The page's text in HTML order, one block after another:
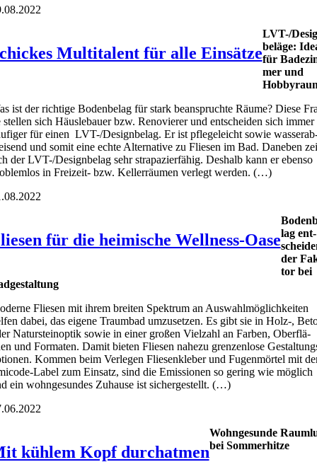
Multitalent für alle Einsätze
LVT-/
be­lä­ge:
für
mer und
ist der rich­ti­ge Boden­be­lag für stark bean­spruch­te Räu­me? Die­se
stel­len sich Häus­le­bau­er bzw. Reno­vie­rer und ent­schei­den sich immer
für einen LVT-/De­sign­be­lag. Er ist pfle­ge­leicht sowie
und somit eine ech­te Alter­na­ti­ve zu Flie­sen im Bad. Dane­ben
der LVT-/De­sign­be­lag sehr stra­pa­zier­fä­hig. Des­halb kann er eben­so
in Frei­zeit- bzw. Kel­ler­räu­men ver­legt wer­den. (…)
für die heimische Wellness-Oaselag ent­
der
tor bei
Flie­sen mit ihrem brei­ten Spek­trum an Aus­wahl­mög­lich­kei­ten
dabei, das eige­ne Traum­bad umzu­set­zen. Es gibt sie in Holz‑,
Natur­stein­op­tik sowie in einer gro­ßen Viel­zahl an Far­ben, Ober­flä­
und For­ma­ten. Damit bie­ten Flie­sen nahe­zu gren­zen­lo­se
Kom­men beim Ver­le­gen Flie­sen­kle­ber und Fugen­mör­tel mit
Label zum Ein­satz, sind die Emis­sio­nen so gering wie mög­lich
ein wohn­ge­sun­des Zuhau­se ist sicher­ge­stellt. (…)
kühlem Kopf durchatmen
Wohn­ge­sun­de
bei Som­mer­hit­ze